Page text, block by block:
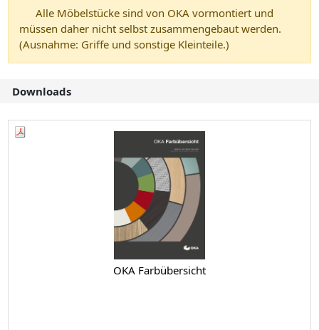
Alle Möbelstücke sind von OKA vormontiert und
müssen daher nicht selbst zusammengebaut werden.
(Ausnahme: Griffe und sonstige Kleinteile.)
Downloads
OKA Farbübersicht